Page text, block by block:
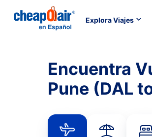
Explora Viajes
Encuentra
Pune (DAL